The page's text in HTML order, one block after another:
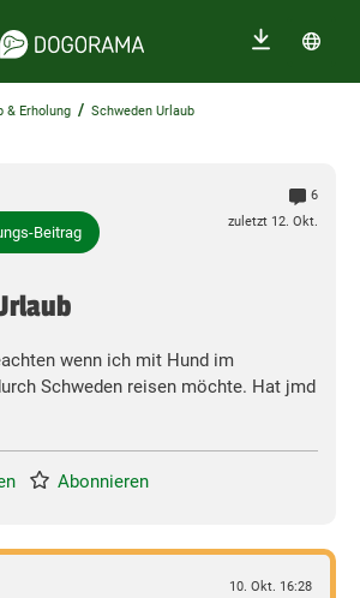
& Erholung / Schweden Urlaub
Beitrag
6
zuletzt 12. Okt.
wenn ich mit Hund im
Schweden reisen möchte. Hat jmd
Abonnieren
10. Okt. 16:28